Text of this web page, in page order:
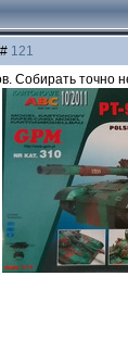
121
Собирать точно